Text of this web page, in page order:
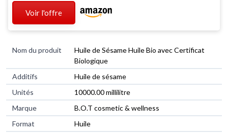
Voir l'offre
Nom du produit
‎Huile de Sésame Huile Bio avec Certificat
Biologique
Additifs
‎Huile de sésame
Unités
‎10000.00 millilitre
Marque
‎B.O.T cosmetic & wellness
Format
‎Huile